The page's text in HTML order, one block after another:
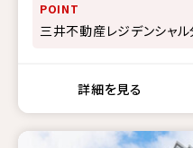
POINT
三井不動産レジデンシャル
詳細を見る